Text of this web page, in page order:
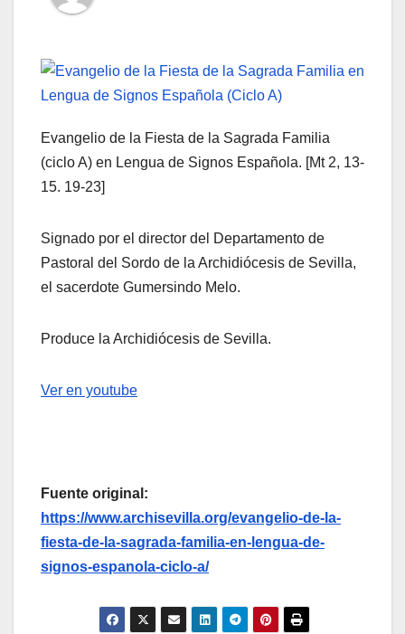
Evangelio de la Fiesta de la Sagrada Familia
(ciclo A) en Lengua de Signos Española. [Mt 2, 13-
15. 19-23]
Signado por el director del Departamento de
Pastoral del Sordo de la Archidiócesis de Sevilla,
el sacerdote Gumersindo Melo.
Produce la Archidiócesis de Sevilla.
Ver en youtube
Fuente original:
https://www.archisevilla.org/evangelio-de-la-
fiesta-de-la-sagrada-familia-en-lengua-de-
signos-espanola-ciclo-a/